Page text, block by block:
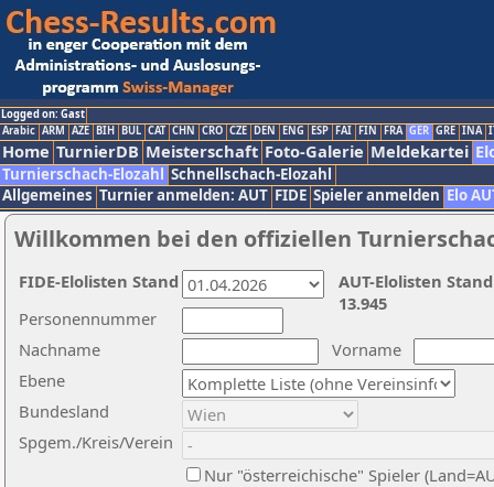
Logged on: Gast
Arabic ARM AZE BIH BUL CAT CHN CRO CZE DEN ENG ESP FAI FIN FRA GER GRE INA
Home TurnierDB Meisterschaft Foto-Galerie Meldekartei
Turnierschach-Elozahl Schnellschach-Elozahl
Allgemeines Turnier anmelden: AUT FIDE Spieler anmelden Elo
Willkommen bei den offiziellen
Nachname
Vorname
Ebene
Personennummer
Bundesland
Spgem./Kreis/Verein
Nur "österreichische" Spieler
AUT-Elolisten
13.945
FIDE-Elolisten Stand